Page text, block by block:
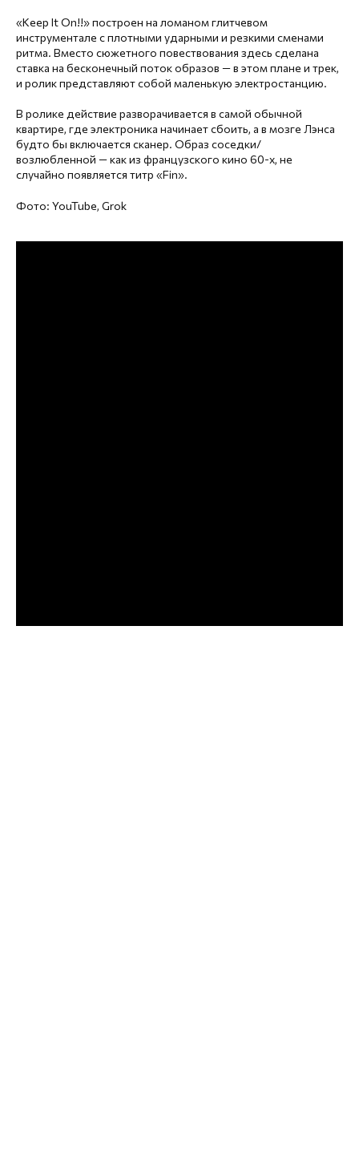
«Keep It On!!» построен на ломаном глитчевом
инструментале с плотными ударными и резкими сменами
ритма. Вместо сюжетного повествования здесь сделана
ставка на бесконечный поток образов — в этом плане и трек,
и ролик представляют собой маленькую электростанцию.
В ролике действие разворачивается в самой обычной
квартире, где электроника начинает сбоить, а в мозге Лэнса
будто бы включается сканер. Образ соседки/
возлюбленной — как из французского кино 60-х, не
случайно появляется титр «Fin».
Фото: YouTube, Grok